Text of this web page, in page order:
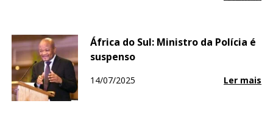
África do Sul: Ministro da Polícia é
suspenso
14/07/2025 Ler mais